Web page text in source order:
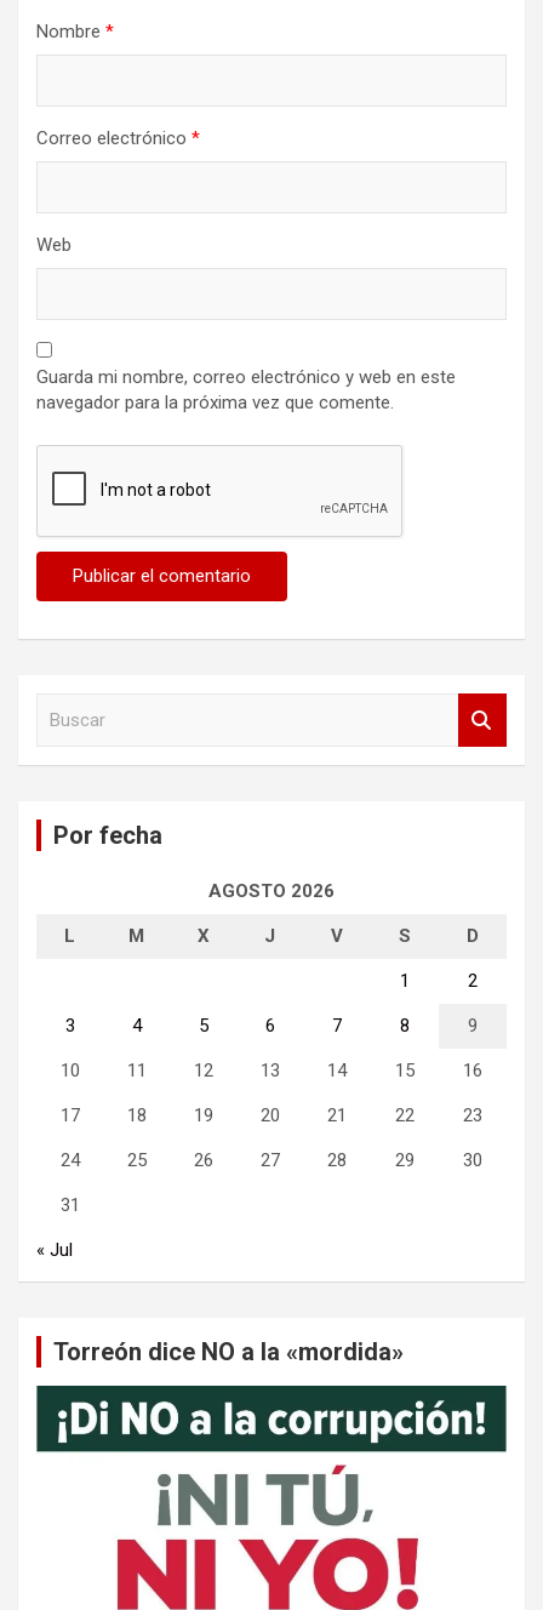
Nombre *
Correo electrónico *
Web
Guarda mi nombre, correo electrónico y web en este
navegador para la próxima vez que comente.
Por fecha
AGOSTO 2026
L M X J V S D
1 2
3 4 5 6 7 8 9
10 11 12 13 14 15 16
17 18 19 20 21 22 23
24 25 26 27 28 29 30
31
« Jul
Torreón dice NO a la «mordida»